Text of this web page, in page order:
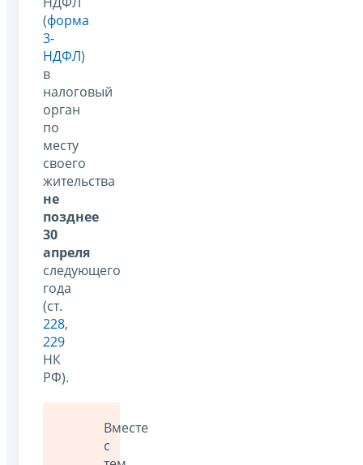
(форма
3-
НДФЛ)
в
налоговый
орган
по
месту
своего
жительства
не
позднее
30
апреля
следующего
года
(ст.
228,
229
НК
РФ).
Вместе
с